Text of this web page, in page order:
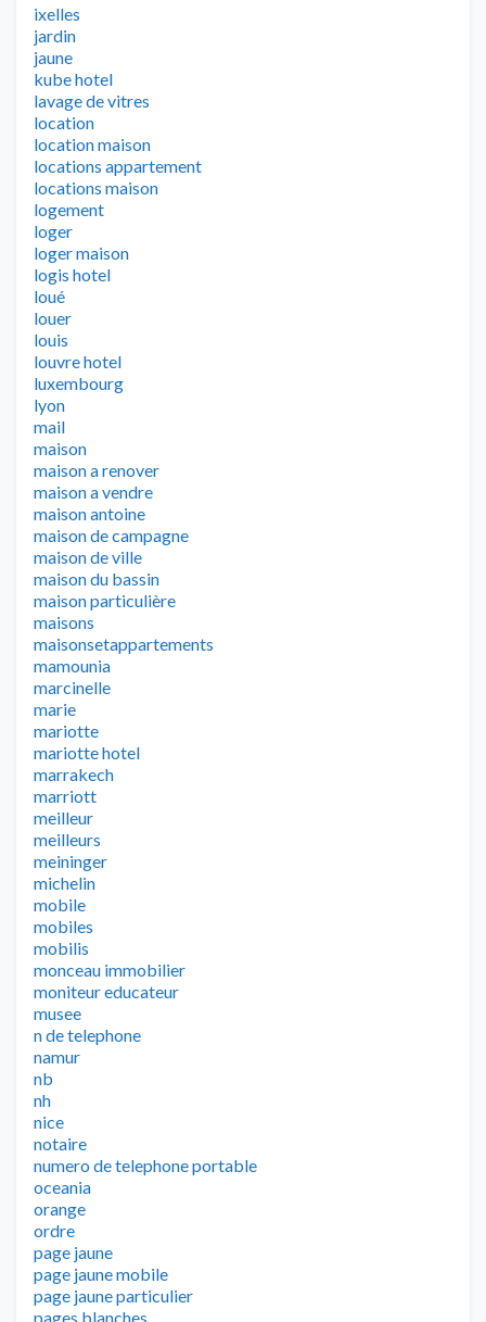
ixelles
jardin
jaune
kube hotel
lavage de vitres
location
location maison
locations appartement
locations maison
logement
loger
loger maison
logis hotel
loué
louer
louis
louvre hotel
luxembourg
lyon
mail
maison
maison a renover
maison a vendre
maison antoine
maison de campagne
maison de ville
maison du bassin
maison particulière
maisons
maisonsetappartements
mamounia
marcinelle
marie
mariotte
mariotte hotel
marrakech
marriott
meilleur
meilleurs
meininger
michelin
mobile
mobiles
mobilis
monceau immobilier
moniteur educateur
musee
n de telephone
namur
nb
nh
nice
notaire
numero de telephone portable
oceania
orange
ordre
page jaune
page jaune mobile
page jaune particulier
pages blanches